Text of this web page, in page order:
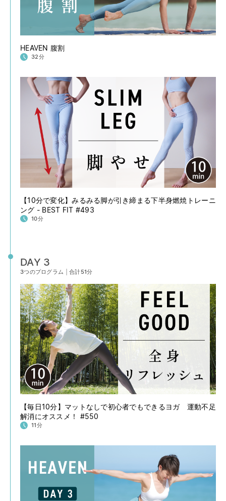
HEAVEN 腹割
32分
【10分で変化】みるみる脚が引き締まる下半身燃焼トレーニ
ング - BEST FIT #493
10分
DAY 3
3つのプログラム 合計51分
【毎日10分】マットなしで初心者でもできるヨガ 運動不足
解消にオススメ！ #550
11分